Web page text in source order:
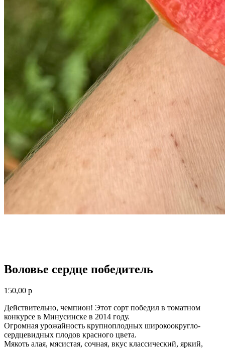
Воловье сердце победитель
150,00 р
Действительно, чемпион! Этот сорт победил в томатном
конкурсе в Минусинске в 2014 году.
Огромная урожайность крупноплодных широкоокругло-
сердцевидных плодов красного цвета.
Мякоть алая, мясистая, сочная, вкус классический, яркий,